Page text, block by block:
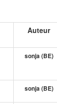
Auteur
sonja (BE)
sonja (BE)